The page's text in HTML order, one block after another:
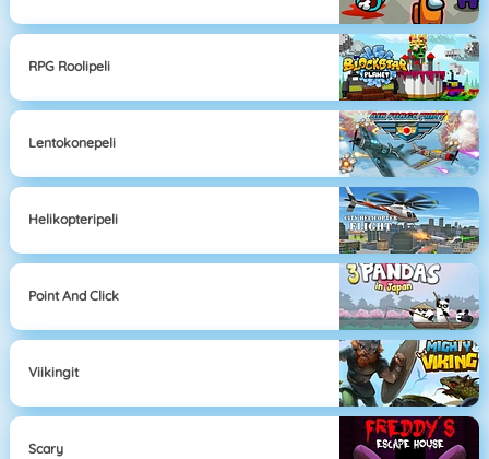
RPG Roolipeli
Lentokonepeli
Helikopteripeli
Point And Click
Viikingit
Scary